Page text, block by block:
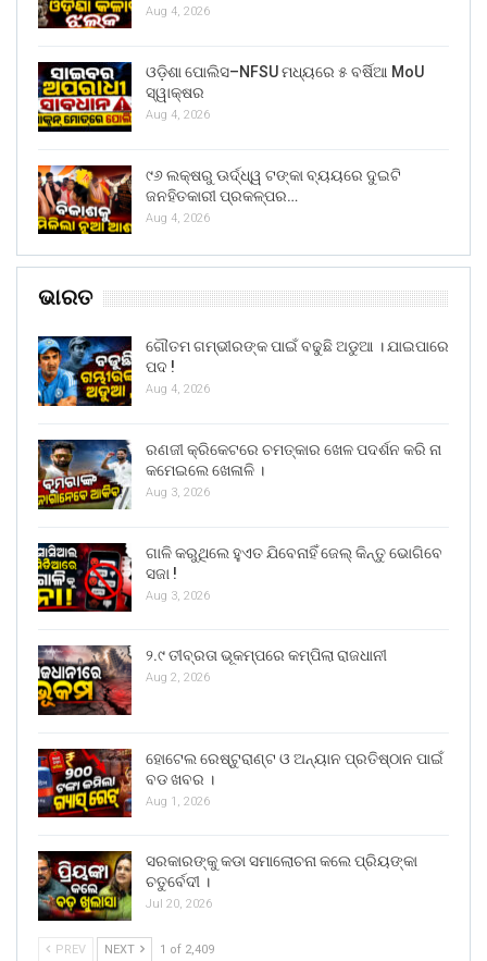
Aug 4, 2026
ଓଡ଼ିଶା ପୋଲିସ–NFSU ମଧ୍ୟରେ ୫ ବର୍ଷିଆ MoU
ସ୍ୱାକ୍ଷର
Aug 4, 2026
୯୬ ଲକ୍ଷରୁ ଊର୍ଦ୍ଧ୍ୱ ଟଙ୍କା ବ୍ୟୟରେ ଦୁଇଟି
ଜନହିତକାରୀ ପ୍ରକଳ୍ପର…
Aug 4, 2026
ଭାରତ
ଗୌତମ ଗମ୍ଭୀରଙ୍କ ପାଇଁ ବଢୁଛି ଅଡୁଆ । ଯାଇପାରେ
ପଦ !
Aug 4, 2026
ରଣଜୀ କ୍ରିକେଟରେ ଚମତ୍କାର ଖେଳ ପଦର୍ଶନ କରି ନା
କମେଇଲେ ଖେଳାଳି ।
Aug 3, 2026
ଗାଳି କରୁଥିଲେ ହୁଏତ ଯିବେନାହିଁ ଜେଲ୍ କିନ୍ତୁ ଭୋଗିବେ
ସଜା !
Aug 3, 2026
୨.୯ ତୀବ୍ରତା ଭୂକମ୍ପରେ କମ୍ପିଲା ରାଜଧାନୀ
Aug 2, 2026
ହୋଟେଲ ରେଷ୍ଟୁରାଣ୍ଟ ଓ ଅନ୍ୟାନ ପ୍ରତିଷ୍ଠାନ ପାଇଁ
ବଡ ଖବର ।
Aug 1, 2026
ସରକାରଙ୍କୁ କଡା ସମାଲୋଚନା କଲେ ପ୍ରିୟଙ୍କା
ଚତୁର୍ବେଦୀ ।
Jul 20, 2026
PREV NEXT 1 of 2,409